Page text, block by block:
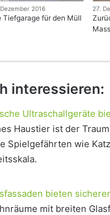
2016
Tiefgarage für den Müll
27.
interessieren:
Ultraschallgeräte
Haustier ist der
Spielgefährten wie
bieten
mit breiten